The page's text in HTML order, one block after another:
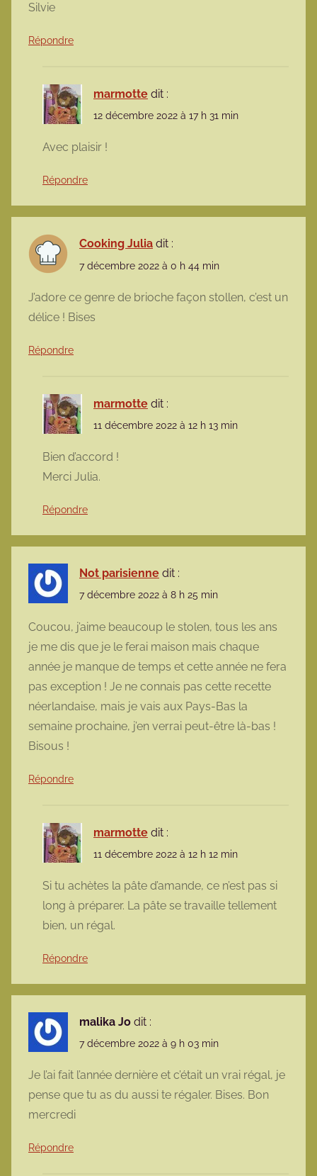
Silvie
Répondre
marmotte dit :
12 décembre 2022 à 17 h 31 min
Avec plaisir !
Répondre
Cooking Julia dit :
7 décembre 2022 à 0 h 44 min
J’adore ce genre de brioche façon stollen, c’est un
délice ! Bises
Répondre
marmotte dit :
11 décembre 2022 à 12 h 13 min
Bien d’accord !
Merci Julia.
Répondre
Not parisienne dit :
7 décembre 2022 à 8 h 25 min
Coucou, j’aime beaucoup le stolen, tous les ans
je me dis que je le ferai maison mais chaque
année je manque de temps et cette année ne fera
pas exception ! Je ne connais pas cette recette
néerlandaise, mais je vais aux Pays-Bas la
semaine prochaine, j’en verrai peut-être là-bas !
Bisous !
Répondre
marmotte dit :
11 décembre 2022 à 12 h 12 min
Si tu achètes la pâte d’amande, ce n’est pas si
long à préparer. La pâte se travaille tellement
bien, un régal.
Répondre
malika Jo dit :
7 décembre 2022 à 9 h 03 min
Je l’ai fait l’année dernière et c’était un vrai régal, je
pense que tu as du aussi te régaler. Bises. Bon
mercredi
Répondre